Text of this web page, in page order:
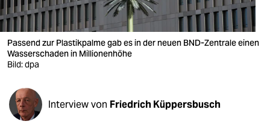
verlag
verlag
veranstaltungen
fragen & hilfe
Passend zur Plastikpalme gab es in der neuen BND-Zentrale einen
Wasserschaden in Millionenhöhe
Bild: dpa
Interview von Friedrich Küppersbusch